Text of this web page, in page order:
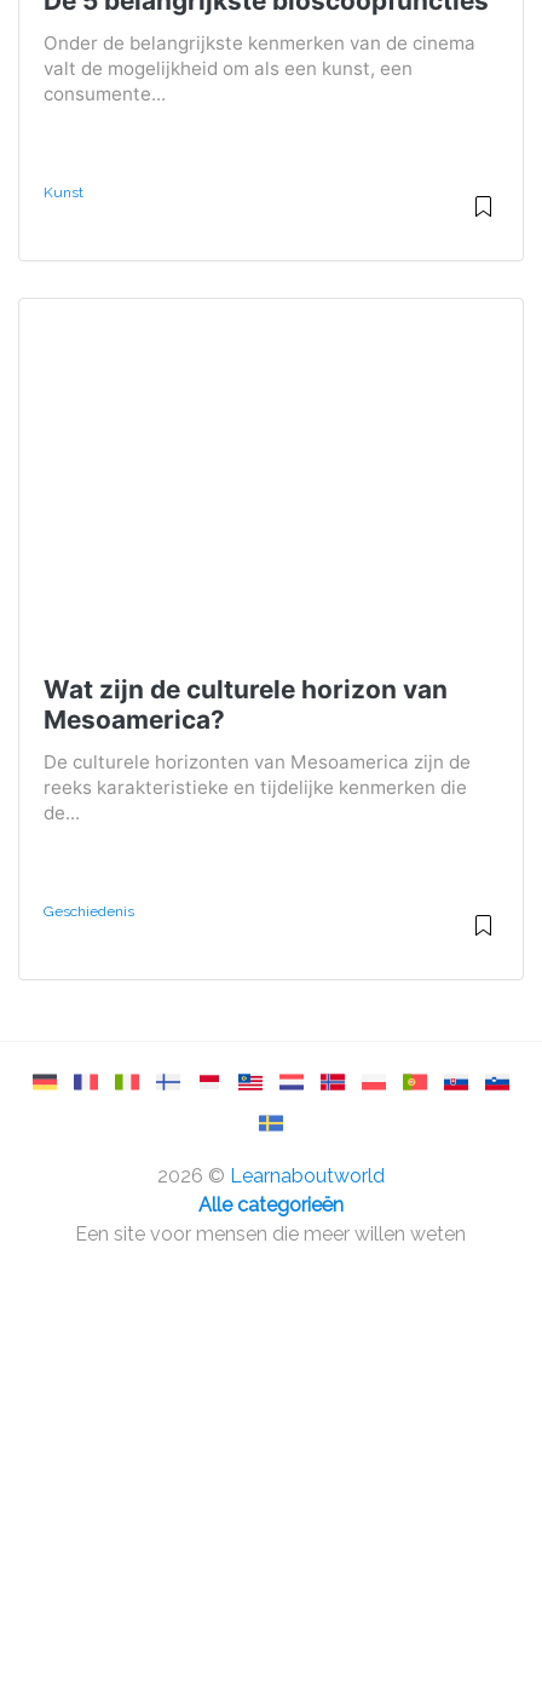
Onder de belangrijkste kenmerken van de cinema
valt de mogelijkheid om als een kunst, een
consumente...
Kunst
Wat zijn de culturele horizon van
Mesoamerica?
De culturele horizonten van Mesoamerica zijn de
reeks karakteristieke en tijdelijke kenmerken die
de...
Geschiedenis
2026 © Learnaboutworld
Alle categorieën
Een site voor mensen die meer willen weten